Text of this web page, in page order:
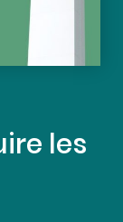
les